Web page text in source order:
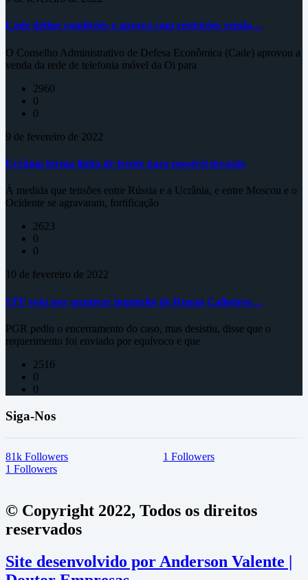
Cade define condições e aprova com restrições venda…
O Conselho Administrativo de Defesa Econômica (Cade) aprovou a
venda da rede de telefonia móvel da Oi para
2960
0
0
9 de fevereiro de 2022
Ucrânia forma linha de frente para possível invasão
À medida que tensões entre Rússia e a Ucrânia, e entre Moscou e o
Ocidente se agravaram, fortificação
2623
0
0
10 de fevereiro de 2022
STF vota por arquivar inquérito de Renan Calheiros…
PGR pediu o encerramento do caso, mas desistiu, disse que o
requerimento foi enviado por equívoco e que
2516
0
0
Siga-Nos
81k Followers 1 Followers
1 Followers
© Copyright 2022, Todos os direitos
reservados
Site desenvolvido por Anderson Valente |